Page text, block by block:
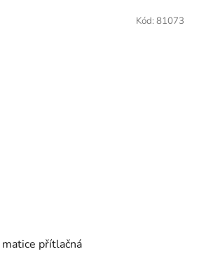
matice přítlačná
Kód: 81073